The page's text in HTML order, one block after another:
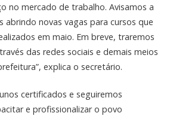
no mercado de trabalho. Avisamos a
novas vagas para cursos que
em maio. Em breve, traremos
das redes sociais e demais meios
explica o secretário.
certificados e seguiremos
e profissionalizar o povo